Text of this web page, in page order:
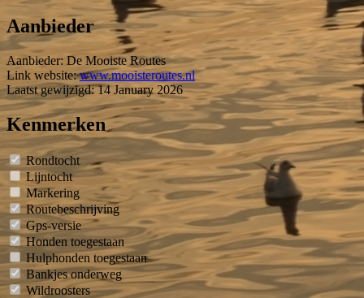
Aanbieder
Aanbieder: De Mooiste Routes
Link website: www.mooisteroutes.nl
Laatst gewijzigd: 14 January 2026
Kenmerken
Rondtocht
Lijntocht
Markering
Routebeschrijving
Gps-versie
Honden toegestaan
Hulphonden toegestaan
Bankjes onderweg
Wildroosters